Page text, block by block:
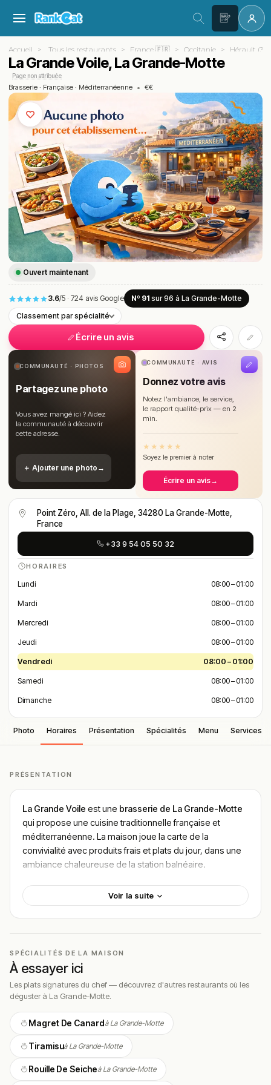
Accueil Tous les restaurants France 🇫🇷 Occitanie Hérault (34)
La Grande Voile, La Grande-Motte
Page non attribuée
Brasserie · Française · Méditerranéenne • €€
Ouvert maintenant
3.6/5 · 724 avis Google Nº 91 sur 96 à La Grande-Motte
Classement par spécialité
Écrire un avis
COMMUNAUTÉ · PHOTOS
Partagez une photo
Vous avez mangé ici ? Aidez
la communauté à découvrir
cette adresse.
＋ Ajouter une photo →
COMMUNAUTÉ · AVIS
Donnez votre avis
Notez l'ambiance, le service,
le rapport qualité-prix — en 2
min.
★ ★ ★ ★ ★
Soyez le premier à noter
Écrire un avis→
Point Zéro, All. de la Plage, 34280 La Grande-Motte,
France
+33 9 54 05 50 32
HORAIRES
Lundi 08:00 – 01:00
Mardi 08:00 – 01:00
Mercredi 08:00 – 01:00
Jeudi 08:00 – 01:00
Vendredi 08:00 – 01:00
Samedi 08:00 – 01:00
Dimanche 08:00 – 01:00
Photo Horaires Présentation Spécialités Menu Services
PRÉSENTATION
La Grande Voile est une brasserie de La Grande-Motte
qui propose une cuisine traditionnelle française et
méditerranéenne. La maison joue la carte de la
convivialité avec produits frais et plats du jour, dans une
ambiance chaleureuse de la station balnéaire.
Localisation
La Grande-Motte rayonne autour de son
plaisance, de ses
architecturepyramidale signée Jean Balladur, labellisée
Patrimoine du XXᵉ siècle. L’établissement profite de
cette géographie singulière qui mêle bord de mer,
étangs et architecture moderniste. Selon les services,
on y vient pour un déjeuner ensoleillé sur le quai, un dîner
face au coucher de soleil ou une halte gourmande après
une journée plage.
Voir la suite
SPÉCIALITÉS DE LA MAISON
À essayer ici
Les plats signatures du chef — découvrez d'autres restaurants où les
déguster à La Grande-Motte.
Magret De Canardà La Grande-Motte
Tiramisuà La Grande-Motte
Rouille De Seicheà La Grande-Motte